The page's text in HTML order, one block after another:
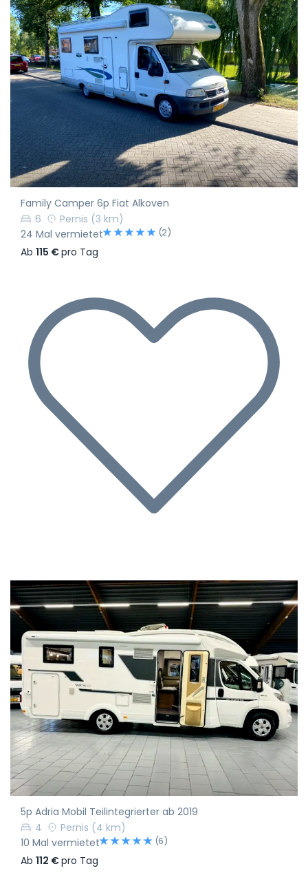
Family Camper 6p Fiat Alkoven
6
Pernis (3 km)
24 Mal vermietet
(2)
Ab 115 €pro Tag
5p Adria Mobil Teilintegrierter ab 2019
4
Pernis (4 km)
10 Mal vermietet
(6)
Ab 112 €pro Tag